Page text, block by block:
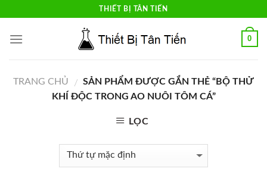
content
THIẾT BỊ TÂN TIẾN
0
TRANG CHỦ / SẢN PHẨM ĐƯỢC GẮN THẺ “BỘ THỬ
KHÍ ĐỘC TRONG AO NUÔI TÔM CÁ”
LỌC